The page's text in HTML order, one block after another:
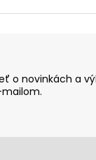
o novinkách a